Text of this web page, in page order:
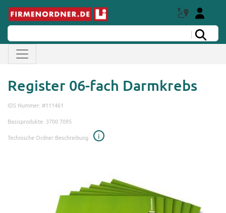
Register 06-fach Darmkrebs
IDS Nummer: #111461
Basisprodukte: 3700 7095
Technische Ordner Beschreibung
i